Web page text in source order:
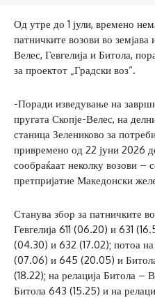
Од утре до 1 јули, времено
патничките возови во
Велес, Гевгелија и Битола,
за проектот „Градски воз“.
-Поради изведување на
пругата Скопје-Велес, на
станица Зелениково за
привремено од 22 јуни 2026
сообраќаат неколку возови –
претпријатие Македонски
Станува збор за патничките
Гевгелија 611 (06.20) и 631
(04.30) и 632 (17.02); потоа на
(07.06) и 645 (20.05) и
(18.22); на релација Битола –
Битола 643 (15.25) и на